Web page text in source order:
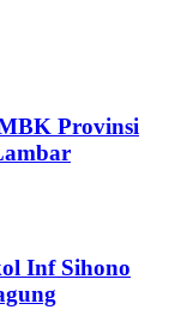
Provinsi
Inf Sihono